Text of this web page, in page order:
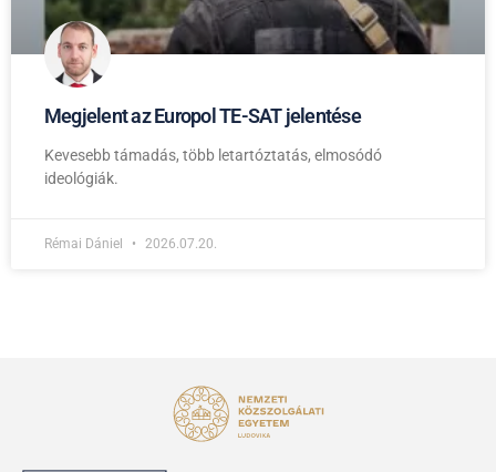
Megjelent az Europol TE-SAT jelentése
Kevesebb támadás, több letartóztatás, elmosódó
ideológiák.
Rémai Dániel 2026.07.20.